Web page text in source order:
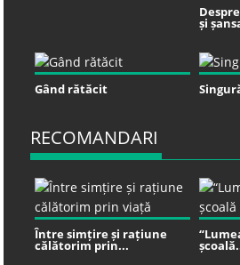
și
Gând rătăcit
RECOMANDARI
Între simțire și rațiune
călătorim prin...